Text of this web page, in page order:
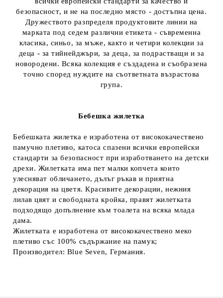
безопасност, и не на последно място - достъпна цена.
Дружеството разпределя продуктовите линии на
марката под седем различни етикета - съвременна
класика, синьо, за мъже, както и четири колекции за
деца - за тийнейджъри, за деца, за подрастващи и за
новородени. Всяка колекция е създадена и съобразена
точно според нуждите на съответната възрастова
група.
Бебешка жилетка
Бебешката жилетка е изработена от висококачествено
памучно плетиво, катоса спазени всички европейски
стандарти за безопасност при изработването на детски
дрехи. Жилетката има пет малки копчета които
улесняват обличането, дълъг ръкав и приятна
декорация на цветя. Красивите декорации, нежния
лилав цвят и свободната кройка, правят жилетката
подходящо допълнение към тоалета на всяка млада
дама.
Жилетката е изработена от висококачествено меко
плетиво със 100% съдържание на памук;
Производител: Blue Seven, Германия.